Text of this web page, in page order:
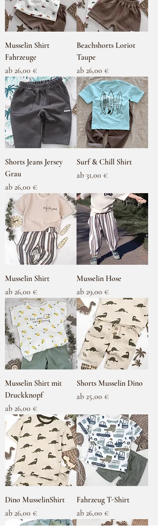
Musselin Shirt
Fahrzeuge
ab 26,00 €
Sale-Preis
Beachshorts Loriot
Taupe
ab 26,00 €
Sale-Preis
Shorts Jeans Jersey
Grau
ab 26,00 €
Sale-Preis
Surf & Chill Shirt
ab 31,00 €
Sale-Preis
Musselin Shirt
ab 26,00 €
Sale-Preis
Musselin Hose
ab 29,00 €
Sale-Preis
Musselin Shirt mit
Druckknopf
ab 26,00 €
Sale-Preis
Shorts Musselin Dino
ab 25,00 €
Sale-Preis
Dino MusselinShirt
ab 26,00 €
Sale-Preis
Fahrzeug T-Shirt
ab 26,00 €
Sale-Preis